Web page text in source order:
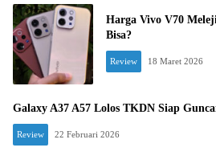
Harga Vivo V70
Bisa?
Review 18 Maret 2026
Galaxy A37 A57 Lolos TKDN Siap
Review 22 Februari 2026